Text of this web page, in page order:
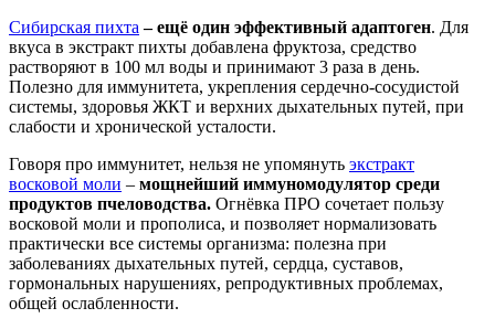
Сибирская пихта – ещё один эффективный адаптоген. Для
вкуса в экстракт пихты добавлена фруктоза, средство
растворяют в 100 мл воды и принимают 3 раза в день.
Полезно для иммунитета, укрепления сердечно-сосудистой
системы, здоровья ЖКТ и верхних дыхательных путей, при
слабости и хронической усталости.
Говоря про иммунитет, нельзя не упомянуть экстракт
восковой моли – мощнейший иммуномодулятор среди
продуктов пчеловодства. Огнёвка ПРО сочетает пользу
восковой моли и прополиса, и позволяет нормализовать
практически все системы организма: полезна при
заболеваниях дыхательных путей, сердца, суставов,
гормональных нарушениях, репродуктивных проблемах,
общей ослабленности.